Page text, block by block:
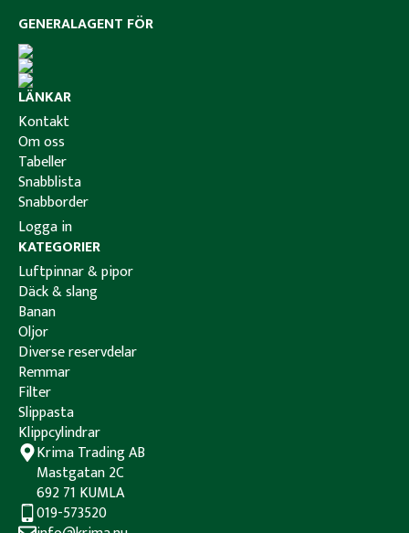
Krima Trading AB
Mastgatan 2C
692 71 KUMLA
019-573520
KATEGORIER
Luftpinnar & pipor
Däck & slang
Banan
Oljor
Diverse reservdelar
Remmar
Filter
Slippasta
Klippcylindrar
LÄNKAR
Kontakt
Om oss
Tabeller
Snabblista
Snabborder
Logga in
GENERALAGENT FÖR